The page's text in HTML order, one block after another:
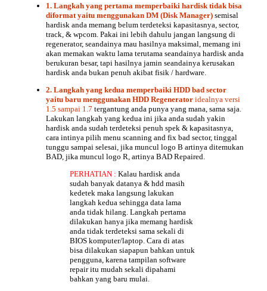
1. Langkah yang pertama memperbaiki hardisk tidak bisa
diformat yaitu menggunakan DM (Disk Manager) semisal
hardisk anda memang belum terdeteksi kapasitasnya, sector,
track, & wpcom. Pakai ini lebih dahulu jangan langsung di
regenerator, seandainya mau hasilnya maksimal, memang ini
akan memakan waktu lama terutama seandainya hardisk anda
berukuran besar, tapi hasilnya jamin seandainya kerusakan
hardisk anda bukan penuh akibat fisik / hardware.
2. Langkah yang kedua memperbaiki HDD bad sector
yaitu baru menggunakan HDD Regenerator idealnya versi
1.5 sampai 1.7 tergantung anda punya yang mana, sama saja.
Lakukan langkah yang kedua ini jika anda sudah yakin
hardisk anda sudah terdeteksi penuh spek & kapasitasnya,
cara intinya pilih menu scanning and fix bad sector, tinggal
tunggu sampai selesai, jika muncul logo B artinya ditemukan
BAD, jika muncul logo R, artinya BAD Repaired.
PERHATIAN : Kalau hardisk anda
sudah banyak datanya & hdd masih
kedetek maka langsung lakukan
langkah kedua sehingga data lama
anda tidak hilang. Langkah pertama
dilakukan hanya jika memang hardisk
anda tidak terdeteksi sama sekali di
BIOS komputer/laptop. Cara di atas
bisa dilakukan siapapun bahkan untuk
pengguna, karena tampilan software
repair itu mudah sekali dipahami
bahkan yang baru mulai.